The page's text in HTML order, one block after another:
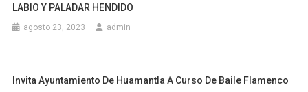
LABIO Y PALADAR HENDIDO
agosto 23, 2023 admin
Invita Ayuntamiento De Huamantla A Curso De Baile Flamenco